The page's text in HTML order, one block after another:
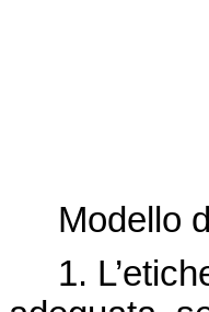
Modello
1.